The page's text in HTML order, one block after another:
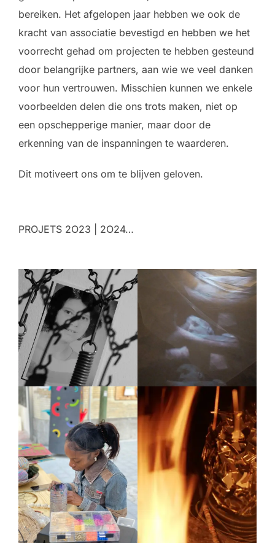
bereiken. Het afgelopen jaar hebben we ook de
kracht van associatie bevestigd en hebben we het
voorrecht gehad om projecten te hebben gesteund
door belangrijke partners, aan wie we veel danken
voor hun vertrouwen. Misschien kunnen we enkele
voorbeelden delen die ons trots maken, niet op
een opschepperige manier, maar door de
erkenning van de inspanningen te waarderen.
Dit motiveert ons om te blijven geloven.
PROJETS 2O23 | 2O24…